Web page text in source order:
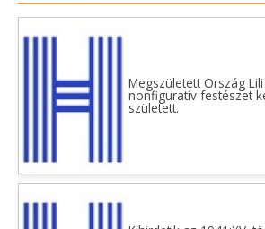
Megszületett Ország
nonfiguratív festészet
született.